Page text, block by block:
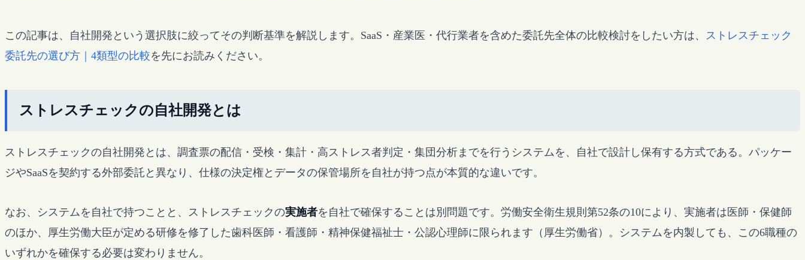
この記事は、自社開発という選択肢に絞ってその判断基準を解説します。SaaS・産業医・代行業者を含めた委託先全体の比較検討をしたい方は、
ストレスチェック
委託先の選び方｜4類型の比較を先にお読みください。
ストレスチェックの自社開発とは
ストレスチェックの自社開発とは、調査票の配信・受検・集計・高ストレス者判定・集団分析までを行うシステムを、自社で設計し保有する方式である。パッケー
ジやSaaSを契約する外部委託と異なり、仕様の決定権とデータの保管場所を自社が持つ点が本質的な違いです。
なお、システムを自社で持つことと、ストレスチェックの実施者を自社で確保することは別問題です。労働安全衛生規則第52条の10により、実施者は医師・保健師
のほか、厚生労働大臣が定める研修を修了した歯科医師・看護師・精神保健福祉士・公認心理師に限られます（厚生労働省）。システムを内製しても、この6職種の
いずれかを確保する必要は変わりません。